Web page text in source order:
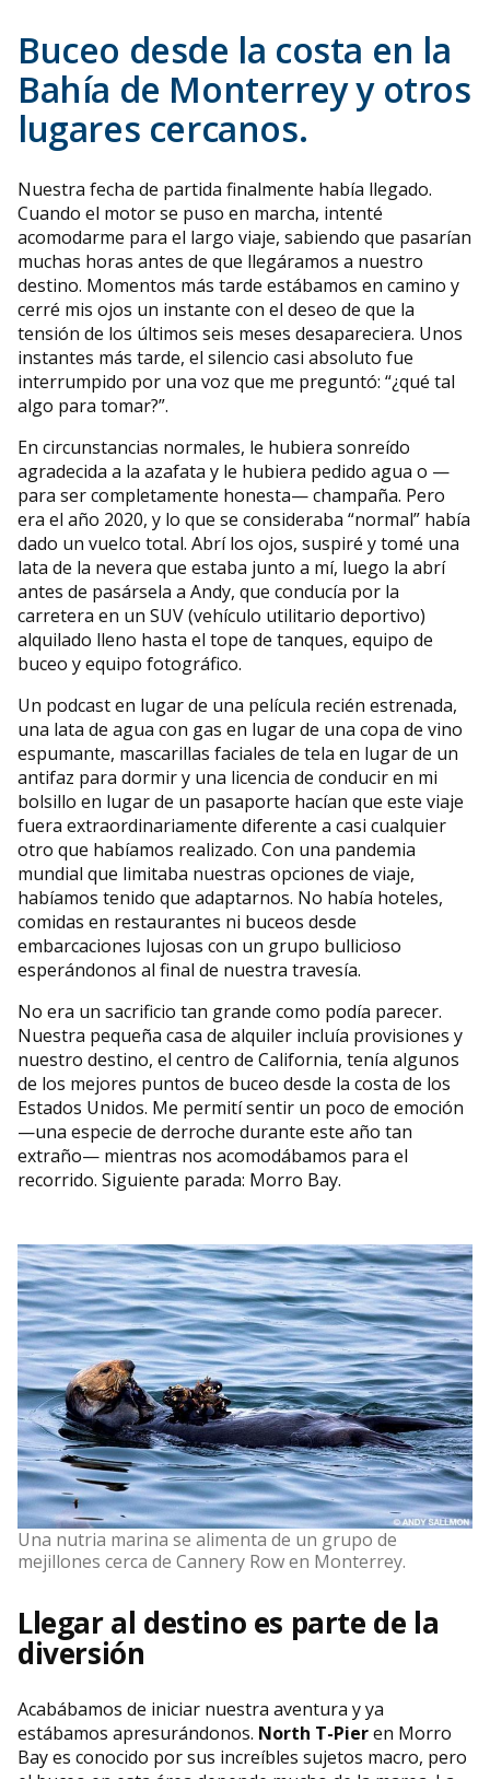
Buceo desde la costa en la
Bahía de Monterrey y otros
lugares cercanos.
Nuestra fecha de partida finalmente había llegado.
Cuando el motor se puso en marcha, intenté
acomodarme para el largo viaje, sabiendo que pasarían
muchas horas antes de que llegáramos a nuestro
destino. Momentos más tarde estábamos en camino y
cerré mis ojos un instante con el deseo de que la
tensión de los últimos seis meses desapareciera. Unos
instantes más tarde, el silencio casi absoluto fue
interrumpido por una voz que me preguntó: “¿qué tal
algo para tomar?”.
En circunstancias normales, le hubiera sonreído
agradecida a la azafata y le hubiera pedido agua o —
para ser completamente honesta— champaña. Pero
era el año 2020, y lo que se consideraba “normal” había
dado un vuelco total. Abrí los ojos, suspiré y tomé una
lata de la nevera que estaba junto a mí, luego la abrí
antes de pasársela a Andy, que conducía por la
carretera en un SUV (vehículo utilitario deportivo)
alquilado lleno hasta el tope de tanques, equipo de
buceo y equipo fotográfico.
Un podcast en lugar de una película recién estrenada,
una lata de agua con gas en lugar de una copa de vino
espumante, mascarillas faciales de tela en lugar de un
antifaz para dormir y una licencia de conducir en mi
bolsillo en lugar de un pasaporte hacían que este viaje
fuera extraordinariamente diferente a casi cualquier
otro que habíamos realizado. Con una pandemia
mundial que limitaba nuestras opciones de viaje,
habíamos tenido que adaptarnos. No había hoteles,
comidas en restaurantes ni buceos desde
embarcaciones lujosas con un grupo bullicioso
esperándonos al final de nuestra travesía.
No era un sacrificio tan grande como podía parecer.
Nuestra pequeña casa de alquiler incluía provisiones y
nuestro destino, el centro de California, tenía algunos
de los mejores puntos de buceo desde la costa de los
Estados Unidos. Me permití sentir un poco de emoción
—una especie de derroche durante este año tan
extraño— mientras nos acomodábamos para el
recorrido. Siguiente parada: Morro Bay.
Una nutria marina se alimenta de un grupo de
mejillones cerca de Cannery Row en Monterrey.
Llegar al destino es parte de la
diversión
Acabábamos de iniciar nuestra aventura y ya
estábamos apresurándonos. North T-Pieren Morro
Bay es conocido por sus increíbles sujetos macro, pero